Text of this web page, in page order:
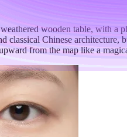
wooden table, with
classical Chinese
from the map like a